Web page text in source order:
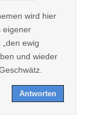
wird hier
eigener
ewig
und wieder
Antworten